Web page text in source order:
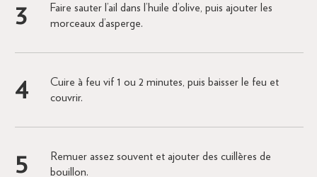
Faire sauter l’ail dans l’huile d’olive, puis ajouter les
morceaux d’asperge.
Cuire à feu vif 1 ou 2 minutes, puis baisser le feu et
couvrir.
Remuer assez souvent et ajouter des cuillères de
bouillon.